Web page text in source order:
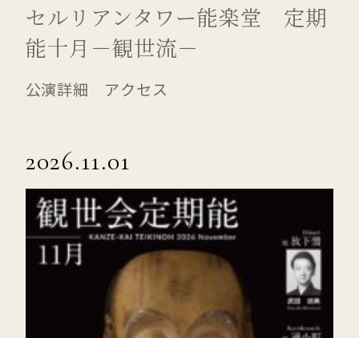
セルリアンタワー能楽堂 定期
能十月－観世流－
公演詳細 アクセス
2026.11.01